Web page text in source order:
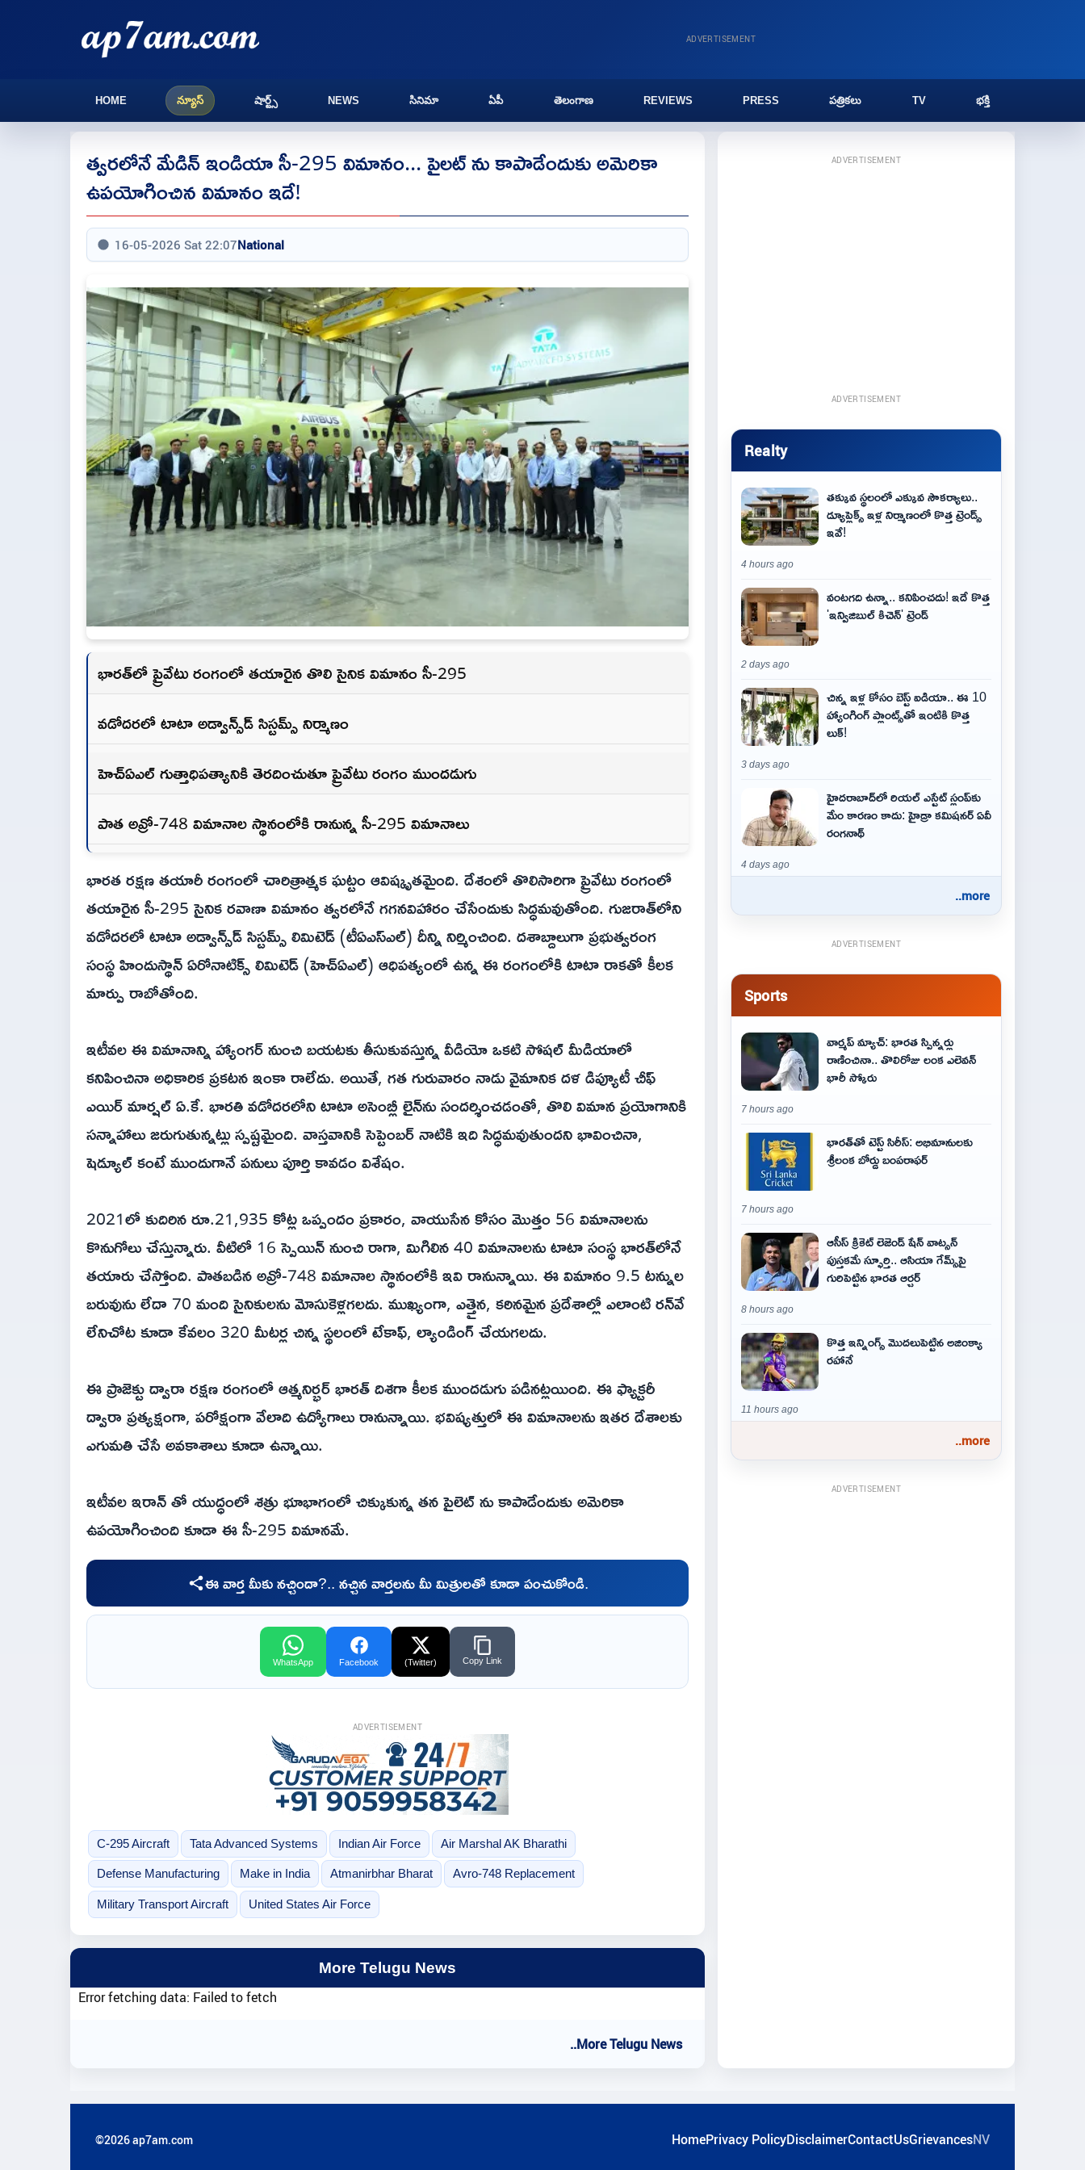
ADVERTISEMENT
HOME న్యూస్ షార్ట్స్ NEWS సినిమా ఏపీ తెలంగాణ REVIEWS PRESS పత్రికలు TV భక్తి
త్వరలోనే మేడిన్ ఇండియా సీ-295 విమానం... పైలట్ ను కాపాడేందుకు అమెరికా
ఉపయోగించిన విమానం ఇదే!
16-05-2026 Sat 22:07National
భారత్‌లో ప్రైవేటు రంగంలో తయారైన తొలి సైనిక విమానం సీ-295
వడోదరలో టాటా అడ్వాన్స్‌డ్ సిస్టమ్స్ నిర్మాణం
హెచ్ఏఎల్ గుత్తాధిపత్యానికి తెరదించుతూ ప్రైవేటు రంగం ముందడుగు
పాత అవ్రో-748 విమానాల స్థానంలోకి రానున్న సీ-295 విమానాలు
భారత రక్షణ తయారీ రంగంలో చారిత్రాత్మక ఘట్టం ఆవిష్కృతమైంది. దేశంలో తొలిసారిగా ప్రైవేటు రంగంలో
తయారైన సీ-295 సైనిక రవాణా విమానం త్వరలోనే గగనవిహారం చేసేందుకు సిద్ధమవుతోంది. గుజరాత్‌లోని
వడోదరలో టాటా అడ్వాన్స్‌డ్ సిస్టమ్స్ లిమిటెడ్ (టీఏఎస్ఎల్) దీన్ని నిర్మించింది. దశాబ్దాలుగా ప్రభుత్వరంగ
సంస్థ హిందుస్థాన్ ఏరోనాటిక్స్ లిమిటెడ్ (హెచ్ఏఎల్) ఆధిపత్యంలో ఉన్న ఈ రంగంలోకి టాటా రాకతో కీలక
మార్పు రాబోతోంది.
ఇటీవల ఈ విమానాన్ని హ్యాంగర్ నుంచి బయటకు తీసుకువస్తున్న వీడియో ఒకటి సోషల్ మీడియాలో
కనిపించినా అధికారిక ప్రకటన ఇంకా రాలేదు. అయితే, గత గురువారం నాడు వైమానిక దళ డిప్యూటీ చీఫ్
ఎయిర్ మార్షల్ ఏ.కే. భారతి వడోదరలోని టాటా అసెంబ్లీ లైన్‌ను సందర్శించడంతో, తొలి విమాన ప్రయోగానికి
సన్నాహాలు జరుగుతున్నట్లు స్పష్టమైంది. వాస్తవానికి సెప్టెంబర్ నాటికి ఇది సిద్ధమవుతుందని భావించినా,
షెడ్యూల్ కంటే ముందుగానే పనులు పూర్తి కావడం విశేషం.
2021లో కుదిరిన రూ.21,935 కోట్ల ఒప్పందం ప్రకారం, వాయుసేన కోసం మొత్తం 56 విమానాలను
కొనుగోలు చేస్తున్నారు. వీటిలో 16 స్పెయిన్ నుంచి రాగా, మిగిలిన 40 విమానాలను టాటా సంస్థ భారత్‌లోనే
తయారు చేస్తోంది. పాతబడిన అవ్రో-748 విమానాల స్థానంలోకి ఇవి రానున్నాయి. ఈ విమానం 9.5 టన్నుల
బరువును లేదా 70 మంది సైనికులను మోసుకెళ్లగలదు. ముఖ్యంగా, ఎత్తైన, కఠినమైన ప్రదేశాల్లో ఎలాంటి రన్‌వే
లేనిచోట కూడా కేవలం 320 మీటర్ల చిన్న స్థలంలో టేకాఫ్, ల్యాండింగ్ చేయగలదు.
ఈ ప్రాజెక్టు ద్వారా రక్షణ రంగంలో ఆత్మనిర్భర్ భారత్ దిశగా కీలక ముందడుగు పడినట్లయింది. ఈ ఫ్యాక్టరీ
ద్వారా ప్రత్యక్షంగా, పరోక్షంగా వేలాది ఉద్యోగాలు రానున్నాయి. భవిష్యత్తులో ఈ విమానాలను ఇతర దేశాలకు
ఎగుమతి చేసే అవకాశాలు కూడా ఉన్నాయి.
ఇటీవల ఇరాన్ తో యుద్ధంలో శత్రు భూభాగంలో చిక్కుకున్న తన పైలెట్ ను కాపాడేందుకు అమెరికా
ఉపయోగించింది కూడా ఈ సీ-295 విమానమే.
ఈ వార్త మీకు నచ్చిందా?.. నచ్చిన వార్తలను మీ మిత్రులతో కూడా పంచుకోండి.
WhatsApp Facebook (Twitter) Copy Link
ADVERTISEMENT
C-295 Aircraft Tata Advanced Systems Indian Air Force Air Marshal AK Bharathi
Defense Manufacturing Make in India Atmanirbhar Bharat Avro-748 Replacement
Military Transport Aircraft United States Air Force
More Telugu News
Error fetching data: Failed to fetch
..More Telugu News
ADVERTISEMENT
ADVERTISEMENT
Realty
తక్కువ స్థలంలో ఎక్కువ సౌకర్యాలు..
డ్యూప్లెక్స్ ఇళ్ల నిర్మాణంలో కొత్త ట్రెండ్స్
ఇవే!
4 hours ago
వంటగది ఉన్నా.. కనిపించదు! ఇదే కొత్త
'ఇన్విజిబుల్ కిచెన్' ట్రెండ్
2 days ago
చిన్న ఇళ్ల కోసం బెస్ట్ ఐడియా.. ఈ 10
హ్యాంగింగ్ ప్లాంట్స్‌తో ఇంటికి కొత్త
లుక్!
3 days ago
హైదరాబాద్‌లో రియల్ ఎస్టేట్ స్లంప్‌కు
మేం కారణం కాదు: హైడ్రా కమిషనర్ ఏవీ
రంగనాథ్
4 days ago
..more
ADVERTISEMENT
Sports
వార్మప్ మ్యాచ్: భారత స్పిన్నర్లు
రాణించినా.. తొలిరోజు లంక ఎలెవన్
భారీ స్కోరు
7 hours ago
భారత్‌తో టెస్ట్ సిరీస్: అభిమానులకు
శ్రీలంక బోర్డు బంపరాఫర్
7 hours ago
ఆసీస్ క్రికెట్ లెజెండ్ షేన్ వాట్సన్
పుస్తకమే స్ఫూర్తి.. ఆసియా గేమ్స్‌పై
గురిపెట్టిన భారత ఆర్చర్
8 hours ago
కొత్త ఇన్నింగ్స్ మొదలుపెట్టిన అజింక్యా
రహానే
11 hours ago
..more
ADVERTISEMENT
©2026 ap7am.com HomePrivacy PolicyDisclaimerContactUsGrievancesNV